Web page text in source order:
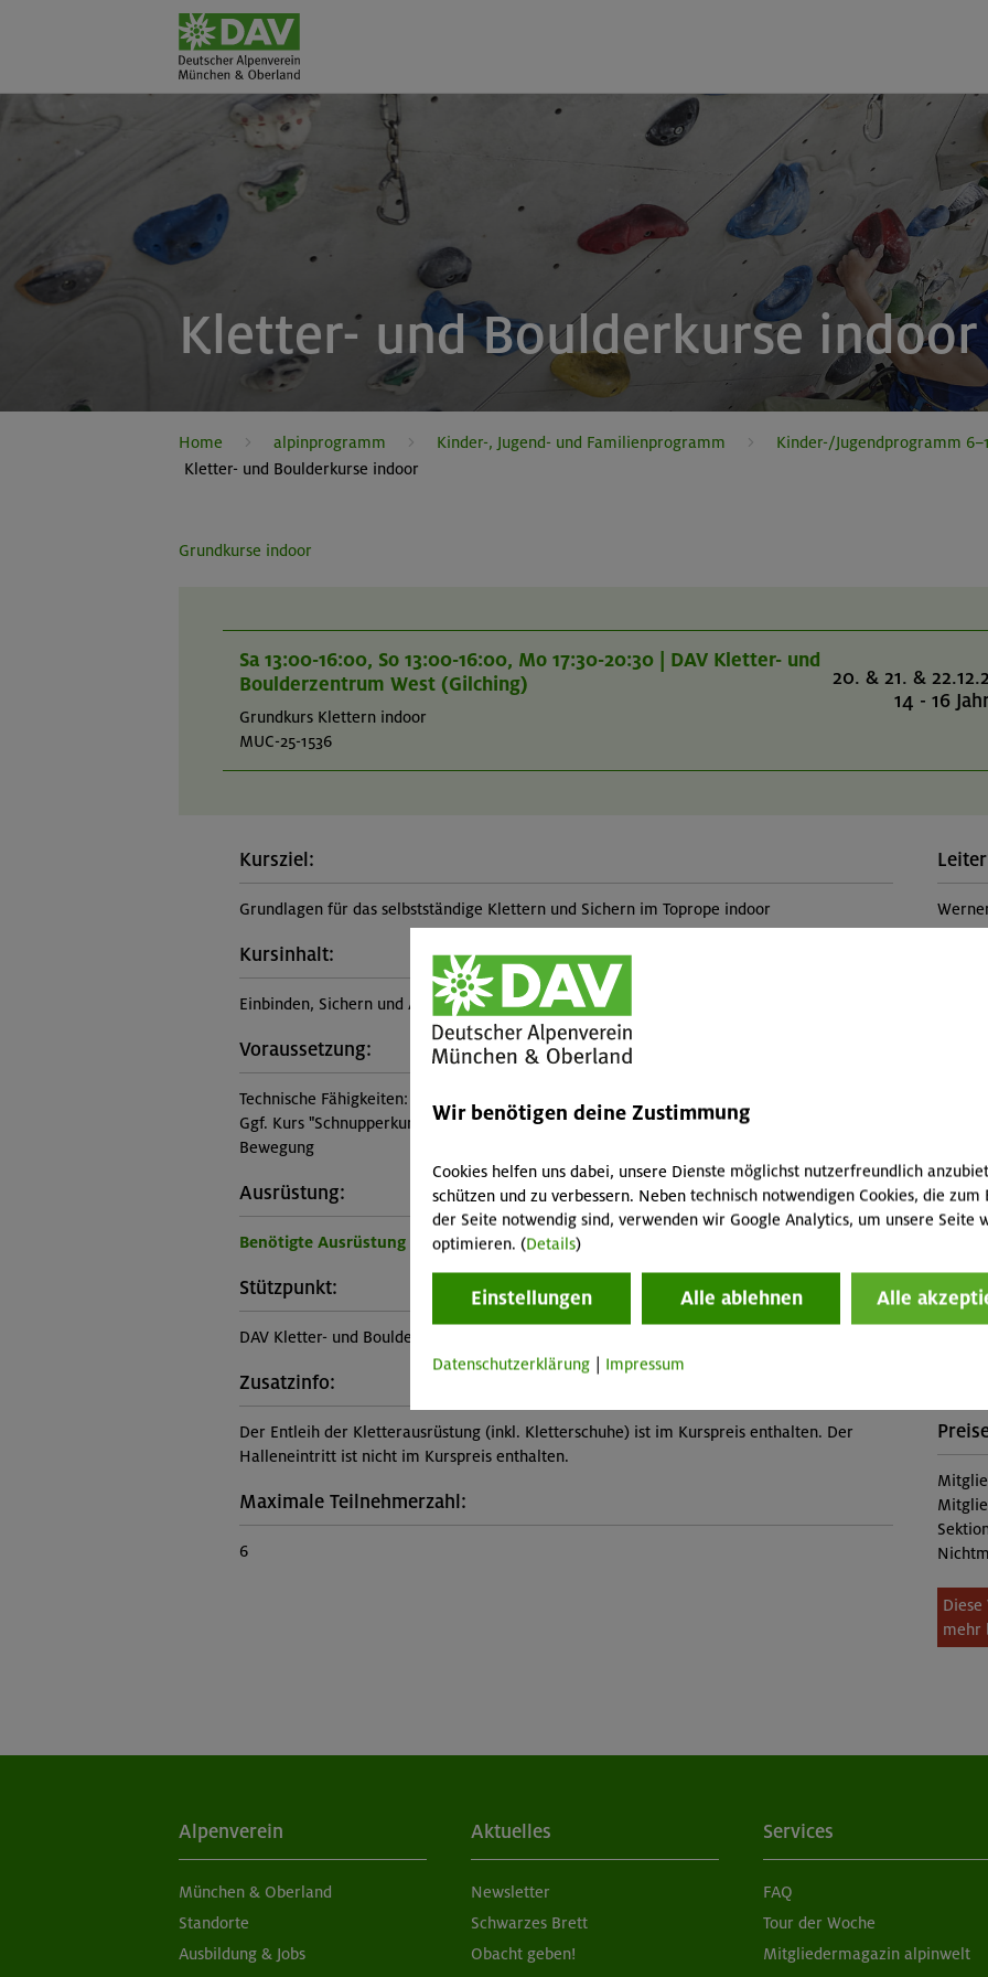
Kletter- und Boulderkurse indoor
Home alpinprogramm Kinder-, Jugend- und Familienprogramm
Kinder-/Jugendprogramm
Kletter- und Boulderkurse indoor
Grundkurse indoor
Sa 13:00-16:00, So 13:00-16:00, Mo 17:30-20:30 | DAV Kletter- und
Boulderzentrum West (Gilching)
Grundkurs Klettern indoor
MUC-25-1536
20. & 21. &
14 - 16
Kursziel:
Grundlagen für das selbstständige Klettern und Sichern im Toprope indoor
Kursinhalt:
Einbinden, Sichern und Ablassen, Grundlagen der Klettertechnik
Voraussetzung:
Technische Fähigkeiten:
Ggf. Kurs "Schnupperkurs Sportklettern indoor", allgemeine Sportlichkeit, Freude an der
Bewegung
Ausrüstung:
Benötigte Ausrüstung für diese Veranstaltung
Stützpunkt:
DAV Kletter- und Boulderzentrum West (Gilching)
Zusatzinfo:
Der Entleih der Kletterausrüstung (inkl. Kletterschuhe) ist im Kurspreis enthalten. Der
Halleneintritt ist nicht im Kurspreis enthalten.
Maximale Teilnehmerzahl:
6
fallen
MUC-
mehr
Alpenverein
München & Oberland
Standorte
Ausbildung & Jobs
Aktuelles
Newsletter
Schwarzes Brett
Obacht geben!
Services
FAQ
Tour der Woche
Mitgliedermagazin alpinwelt
Wir benötigen deine Zustimmung
Cookies helfen uns dabei, unsere Dienste möglichst nutzerfreundlich
schützen und zu verbessern. Neben technisch notwendigen Cookies, die zum
der Seite notwendig sind, verwenden wir Google Analytics, um unsere Seite
optimieren. (Details)
Einstellungen Alle ablehnen Alle
Datenschutzerklärung Impressum